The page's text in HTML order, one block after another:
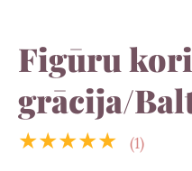
Figūru
grācija/
★★★★★ (1)